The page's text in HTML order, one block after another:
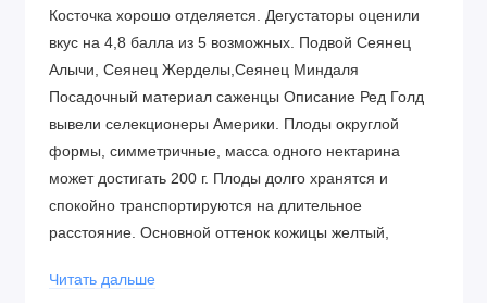
Косточка хорошо отделяется. Дегустаторы оценили
вкус на 4,8 балла из 5 возможных. Подвой Сеянец
Алычи, Сеянец Жерделы,Сеянец Миндаля
Посадочный материал саженцы Описание Ред Голд
вывели селекционеры Америки. Плоды округлой
формы, симметричные, масса одного нектарина
может достигать 200 г. Плоды долго хранятся и
спокойно транспортируются на длительное
расстояние. Основной оттенок кожицы желтый,
мякоть очень сочная и вкусная. Дегустаторы оценили
Читать дальше